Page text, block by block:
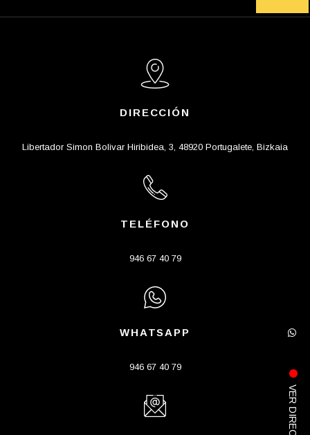
DIRECCIÓN
Libertador Simon Bolivar Hiribidea, 3, 48920 Portugalete, Bizkaia
TELÉFONO
946 67 40 79
WHATSAPP
946 67 40 79
VER DIRECTO